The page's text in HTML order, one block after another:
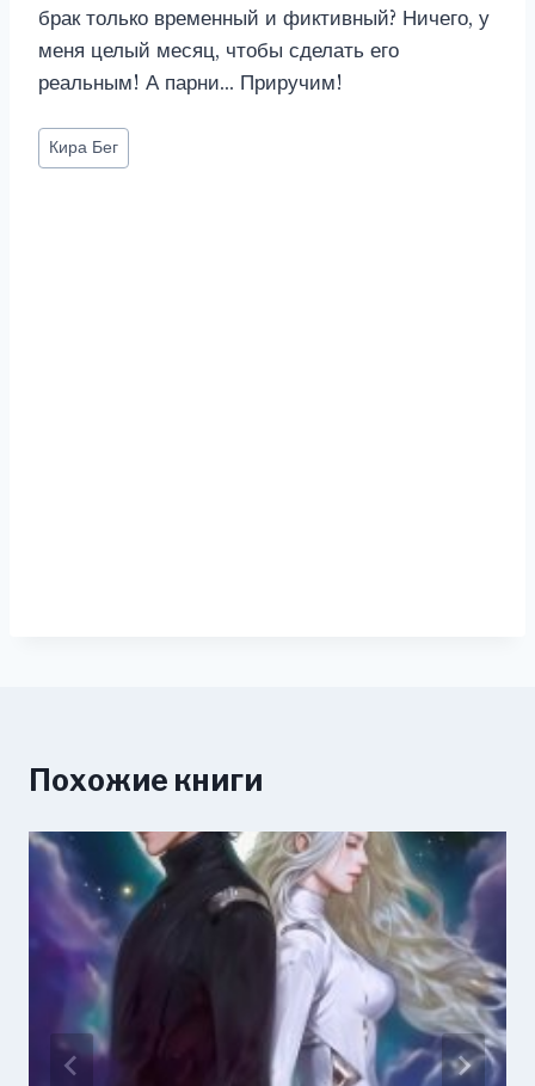
брак только временный и фиктивный? Ничего, у
меня целый месяц, чтобы сделать его
реальным! А парни… Приручим!
Метки
записи:
Кира Бег
Похожие книги